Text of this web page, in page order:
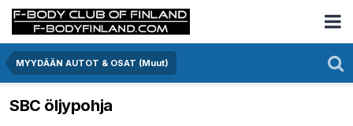
MYYDÄÄN AUTOT & OSAT (Muut)
SBC öljypohja